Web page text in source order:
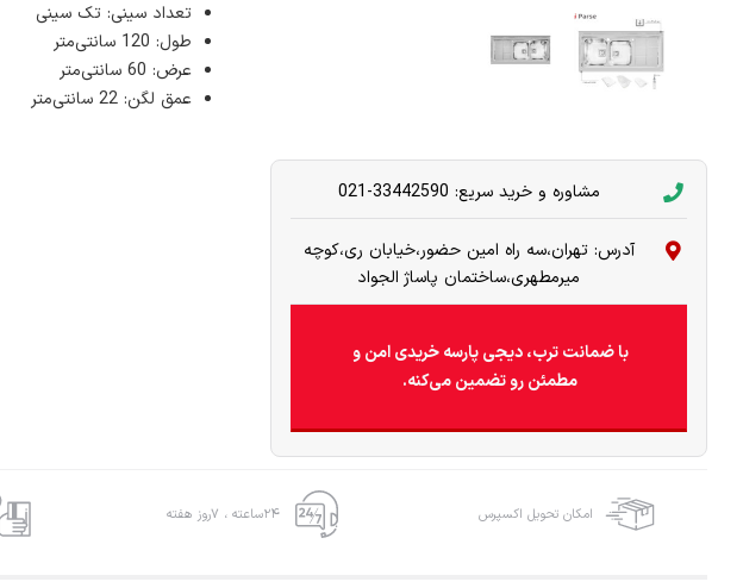
مشاوره و خرید سریع: 33442590-021
آدرس: تهران،سه راه امین حضور،خیابان ری،کوچه
میرمطهری،ساختمان پاساژ الجواد
با ضمانت ترب، دیجی پارسه خریدی امن و
مطمئن رو تضمین می‌کنه.
تعداد سینی: تک سینی
طول: 120 سانتی‌متر
عرض: 60 سانتی‌متر
عمق لگن: 22 سانتی‌متر
امکان تحویل اکسپرس ۲۴ساعته ، ۷روز هفته